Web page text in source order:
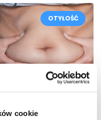
cookie
OTYŁOŚĆ